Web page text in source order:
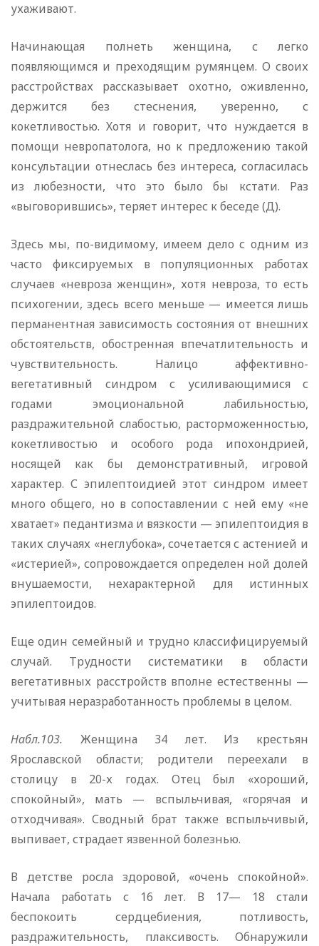
ухаживают.
Начинающая полнеть женщина, с легко
появляющимся и преходящим румянцем. О своих
расстройствах рассказывает охотно, оживленно,
держится без стеснения, уверенно, с
кокетливостью. Хотя и говорит, что нуждается в
помощи невропатолога, но к предложению такой
консультации отнеслась без интереса, согласилась
из любезности, что это было бы кстати. Раз
«выговорившись», теряет интерес к беседе (Д).
Здесь мы, по-видимому, имеем дело с одним из
часто фиксируемых в популяционных работах
случаев «невроза женщин», хотя невроза, то есть
психогении, здесь всего меньше — имеется лишь
перманентная зависимость состояния от внешних
обстоятельств, обостренная впечатлительность и
чувствительность. Налицо аффективно-
вегетативный синдром с усиливающимися с
годами эмоциональной лабильностью,
раздражительной слабостью, расторможенностью,
кокетливостью и особого рода ипохондрией,
носящей как бы демонстративный, игровой
характер. С эпилептоидией этот синдром имеет
много общего, но в сопоставлении с ней ему «не
хватает» педантизма и вязкости — эпилептоидия в
таких случаях «неглубока», сочетается с астенией и
«истерией», сопровождается определен ной долей
внушаемости, нехарактерной для истинных
эпилептоидов.
Еще один семейный и трудно классифицируемый
случай. Трудности систематики в области
вегетативных расстройств вполне естественны —
учитывая неразработанность проблемы в целом.
Набл.103. Женщина 34 лет. Из крестьян
Ярославской области; родители переехали в
столицу в 20-х годах. Отец был «хороший,
спокойный», мать — вспыльчивая, «горячая и
отходчивая». Сводный брат также вспыльчивый,
выпивает, страдает язвенной болезнью.
В детстве росла здоровой, «очень спокойной».
Начала работать с 16 лет. В 17— 18 стали
беспокоить сердцебиения, потливость,
раздражительность, плаксивость. Обнаружили